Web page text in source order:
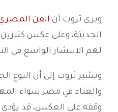
ويرى ثروت أن الفن
الحديثة، وعلى عكس
لهم الانتشار الواسع في
ويشير ثروت إلى أن النوع
والغناء في مصر سواء
وقفه على العكس، قد يؤدي